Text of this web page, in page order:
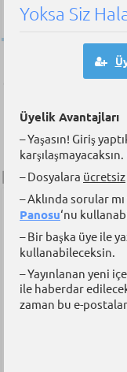
Benzer İçerikler
Yoksa Siz
Üyelik Avantajları
– Yaşasın! Giriş
karşılaşmayacaksın.
– Dosyalara ücretsiz
– Aklında sorular
Panosu‘nu
– Bir başka üye ile
kullanabileceksin.
– Yayınlanan yeni
ile haberdar
zaman bu e-